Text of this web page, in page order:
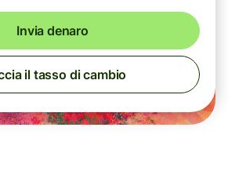
Invia denaro
il tasso di cambio